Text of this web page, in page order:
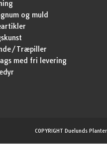
og muld
Træpiller
med fri levering
COPYRIGHT Duelunds